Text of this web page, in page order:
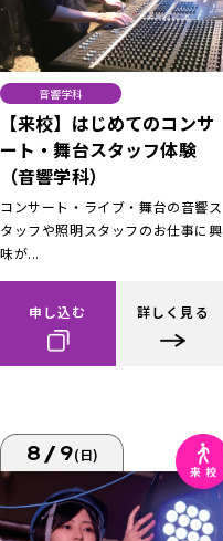
音響学科
【来校】はじめてのコンサ
ート・舞台スタッフ体験
（音響学科）
コンサート・ライブ・舞台の音響ス
タッフや照明スタッフのお仕事に興
味が...
申し込む 詳しく見る
8/9(日)